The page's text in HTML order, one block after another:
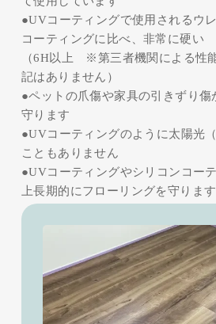
●UVコーティングで使用されるウ
コーティングに比べ、非常に硬い
（6H以上 ※第三者機関による性
記はありません）
●ペットの爪傷や家具の引きずり傷
守ります
●UVコーティングのように太陽光
こともありません
●UVコーティングやシリコンコー
上長期的にフローリングを守ります